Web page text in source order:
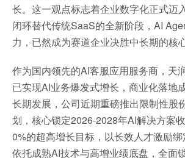
长。这一观点标志着企业数字化正式迈
闭环替代传统SaaS的全新阶段，AI
力，已然成为赛道企业决胜中长期的核
作为国内领先的AI客服应用服务商，天
已实现AI业务爆发式增长，商业化落地
长期发展，公司近期重磅推出限制性股
划，核心锁定2026-2028年AI解决方案
0%的超高增长目标，以长效人才激励绑
依托成熟AI技术与高增业绩底盘，全面